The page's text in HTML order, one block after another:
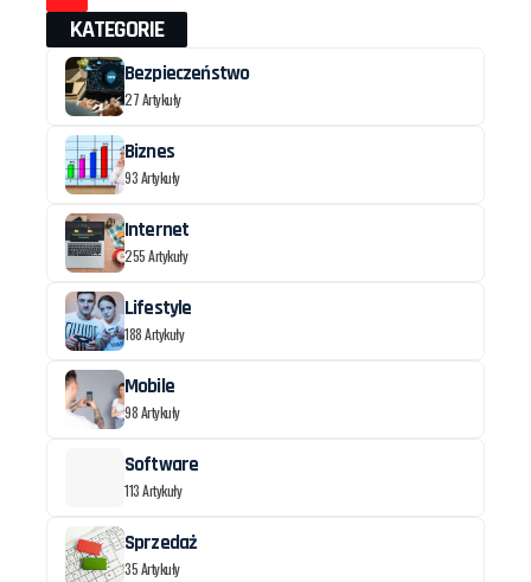
KATEGORIE
Bezpieczeństwo
27 Artykuły
Biznes
93 Artykuły
Internet
255 Artykuły
Lifestyle
188 Artykuły
Mobile
98 Artykuły
Software
113 Artykuły
Sprzedaż
35 Artykuły